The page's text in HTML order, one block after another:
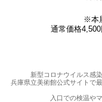
※本
通常価格4,500
新型コロナウイルス感
兵庫県立美術館公式サイトで
入口での検温や